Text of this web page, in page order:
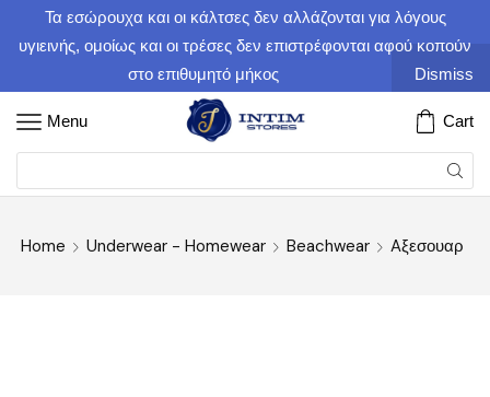
Τα εσώρουχα και οι κάλτσες δεν αλλάζονται για λόγους
υγιεινής, ομοίως και οι τρέσες δεν επιστρέφονται αφού κοπούν
στο επιθυμητό μήκος
Dismiss
Menu Cart
Home Underwear - Homewear Beachwear Aξεσουαρ